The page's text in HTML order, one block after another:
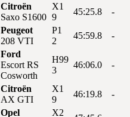
Citroën
Saxo S1600
X1
9
45:25.8 -
Peugeot
208 VTI
P1
2
45:59.8 -
Ford
Escort RS
Cosworth
H99
3
46:06.0 -
Citroën
AX GTI
X1
9
46:19.8 -
Opel X2